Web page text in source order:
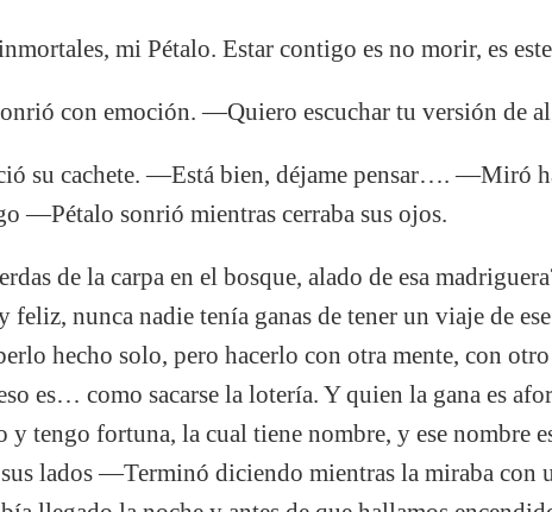
mi Pétalo. Estar contigo es no morir, es
con emoción. —Quiero escuchar tu versión de
su cachete. —Está bien, déjame pensar…. —Miró
—Pétalo sonrió mientras cerraba sus ojos.
de la carpa en el bosque, alado de esa
feliz, nunca nadie tenía ganas de tener un viaje de
hecho solo, pero hacerlo con otra mente, con
es… como sacarse la lotería. Y quien la gana es
y tengo fortuna, la cual tiene nombre, y ese nombre
sus lados —Terminó diciendo mientras la miraba con